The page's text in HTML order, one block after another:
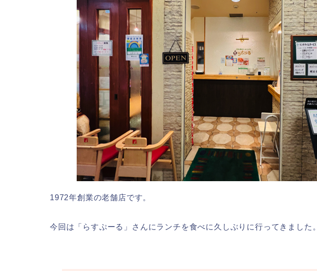
1972年創業の老舗店です。
今回は「らすぷーる」さんにランチを食べに久しぶりに行ってきました。